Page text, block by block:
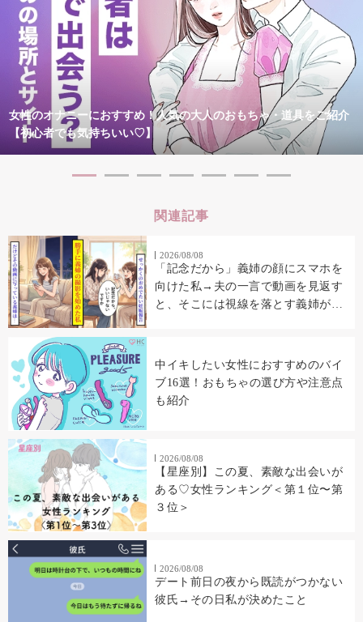
女性のオナニーにおすすめ！人気の大人のおもちゃ・道具をご紹介
【初心者でも気持ちいい♡】
関連記事
2026/08/08
「記念だから」義姉の顔にスマホを
向けた私→夫の一言で動画を見返す
と、そこには視線を落とす義姉が映
中イキしたい女性におすすめのバイ
ブ16選！おもちゃの選び方や注意点
も紹介
2026/08/08
【星座別】この夏、素敵な出会いが
ある♡女性ランキング＜第１位〜第
３位＞
2026/08/08
デート前日の夜から既読がつかない
彼氏→その日私が決めたこと